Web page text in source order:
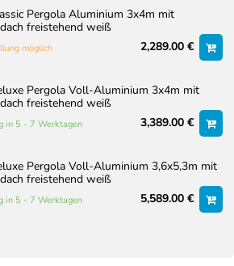
Pergola Aluminium 3x4m mit
freistehend weiß
möglich 2,289.00 €
Pergola Voll-Aluminium 3x4m mit
freistehend weiß
in 5 - 7 Werktagen 3,389.00 €
Pergola Voll-Aluminium 3,6x5,3m mit
freistehend weiß
in 5 - 7 Werktagen 5,589.00 €